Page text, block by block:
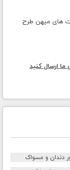
های میهن طرح
ارسال کنید